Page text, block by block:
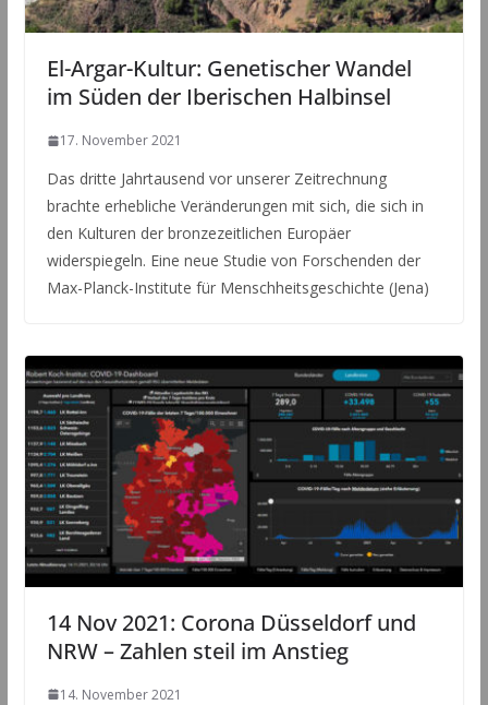
El-Argar-Kultur: Genetischer Wandel
im Süden der Iberischen Halbinsel
17. November 2021
Das dritte Jahrtausend vor unserer Zeitrechnung
brachte erhebliche Veränderungen mit sich, die sich in
den Kulturen der bronzezeitlichen Europäer
widerspiegeln. Eine neue Studie von Forschenden der
Max-Planck-Institute für Menschheitsgeschichte (Jena)
14 Nov 2021: Corona Düsseldorf und
NRW – Zahlen steil im Anstieg
14. November 2021